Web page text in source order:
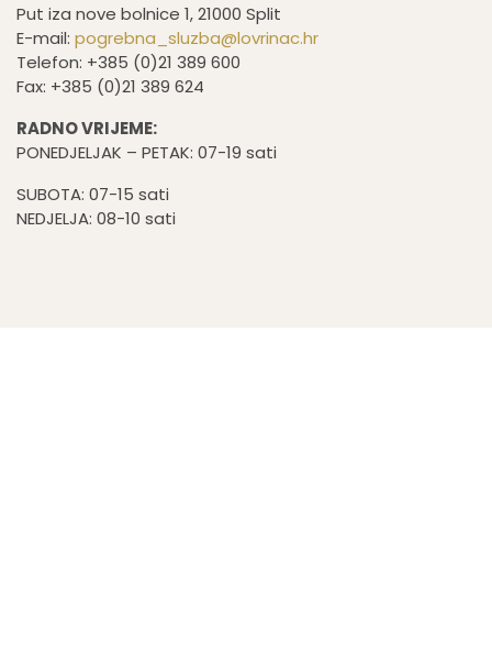
Put iza nove bolnice 1, 21000 Split
E-mail: pogrebna_sluzba@lovrinac.hr
Telefon: +385 (0)21 389 600
Fax: +385 (0)21 389 624
RADNO VRIJEME:
PONEDJELJAK – PETAK: 07-19 sati
SUBOTA: 07-15 sati
NEDJELJA: 08-10 sati